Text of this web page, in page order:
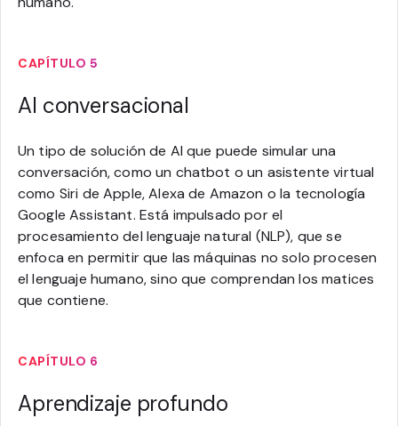
CAPÍTULO 5
AI conversacional
Un tipo de solución de AI que puede simular una
conversación, como un chatbot o un asistente virtual
como Siri de Apple, Alexa de Amazon o la tecnología
Google Assistant. Está impulsado por el
procesamiento del lenguaje natural (NLP), que se
enfoca en permitir que las máquinas no solo procesen
el lenguaje humano, sino que comprendan los matices
que contiene.
CAPÍTULO 6
Aprendizaje profundo